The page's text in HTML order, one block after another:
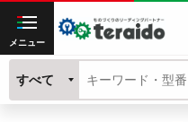
メニュー
すべて